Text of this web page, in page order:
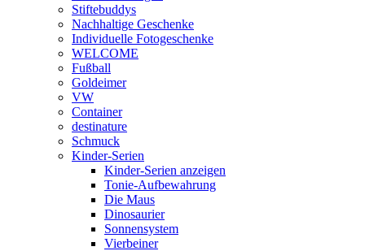
Stiftebuddys
Nachhaltige Geschenke
Individuelle Fotogeschenke
WELCOME
Fußball
Goldeimer
VW
Container
destinature
Schmuck
Kinder-Serien
Kinder-Serien anzeigen
Tonie-Aufbewahrung
Die Maus
Dinosaurier
Sonnensystem
Vierbeiner